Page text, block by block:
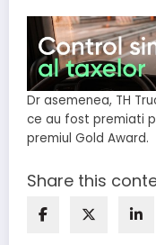
Dr asemenea, TH
ce au fost premiati
premiul Gold Award.
Share this